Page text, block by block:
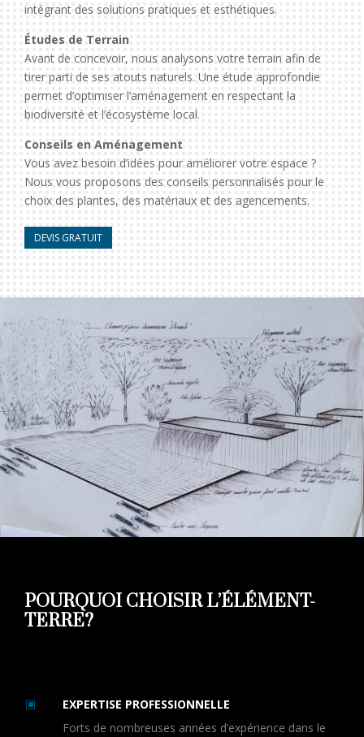
intégrant des solutions pratiques et esthétiques.
Études de Terrain
Avant de concevoir, nous analysons votre terrain afin de
tirer parti de ses atouts naturels. Une étude approfondie
permet d’optimiser l’aménagement en respectant la
biodiversité et l’écosystème local.
Conseils en Aménagement
Vous avez besoin d’idées pour améliorer votre espace ?
Nous vous proposons des conseils personnalisés pour le
choix des plantes, des matériaux et des agencements.
DEVIS GRATUIT
POURQUOI CHOISIR L’ÉLÉMENT-
TERRE?
W
EXPERTISE PROFESSIONNELLE
Forts de nombreuses années d’expérience dans le